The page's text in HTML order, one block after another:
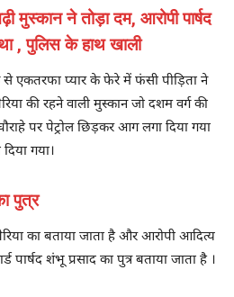
मुस्कान ने तोड़ा दम, आरोपी पार्षद
, पुलिस के हाथ खाली
से एकतरफा प्यार के फेरे में फंसी पीड़िता ने
की रहने वाली मुस्कान जो दशम वर्ग की
पर पेट्रोल छिड़कर आग लगा दिया गया
गया।
पुत्र
का बताया जाता है और आरोपी आदित्य
पार्षद शंभू प्रसाद का पुत्र बताया जाता है ।